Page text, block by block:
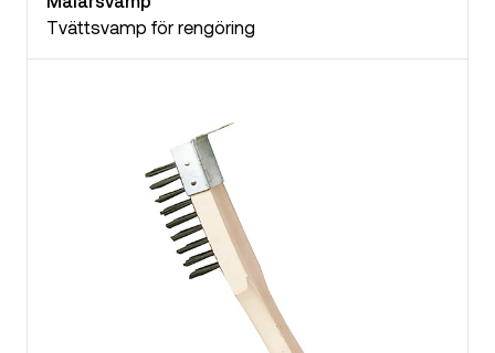
Tvättsvamp för rengöring